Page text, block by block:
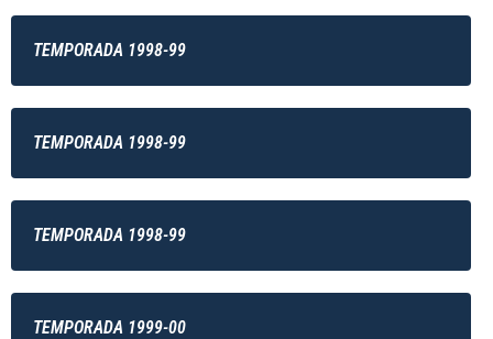
TEMPORADA 1998-99
TEMPORADA 1998-99
TEMPORADA 1998-99
TEMPORADA 1999-00